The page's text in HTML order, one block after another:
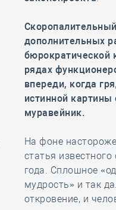
дополнительных
бюрократической
рядах
впереди, когда
истинной картины
муравейник.
На фоне
статья
года. Сплошное
мудрость» и так
откровение, и